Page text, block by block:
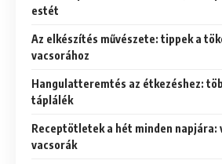
estét
Az elkészítés művészete: tippek a
vacsorához
Hangulatteremtés az étkezéshez:
táplálék
Receptötletek a hét minden
vacsorák